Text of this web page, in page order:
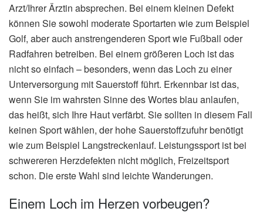
Arzt/Ihrer Ärztin absprechen. Bei einem kleinen Defekt
können Sie sowohl moderate Sportarten wie zum Beispiel
Golf, aber auch anstrengenderen Sport wie Fußball oder
Radfahren betreiben. Bei einem größeren Loch ist das
nicht so einfach – besonders, wenn das Loch zu einer
Unterversorgung mit Sauerstoff führt. Erkennbar ist das,
wenn Sie im wahrsten Sinne des Wortes blau anlaufen,
das heißt, sich Ihre Haut verfärbt. Sie sollten in diesem Fall
keinen Sport wählen, der hohe Sauerstoffzufuhr benötigt
wie zum Beispiel Langstreckenlauf. Leistungssport ist bei
schwereren Herzdefekten nicht möglich, Freizeitsport
schon. Die erste Wahl sind leichte Wanderungen.
Einem Loch im Herzen vorbeugen?